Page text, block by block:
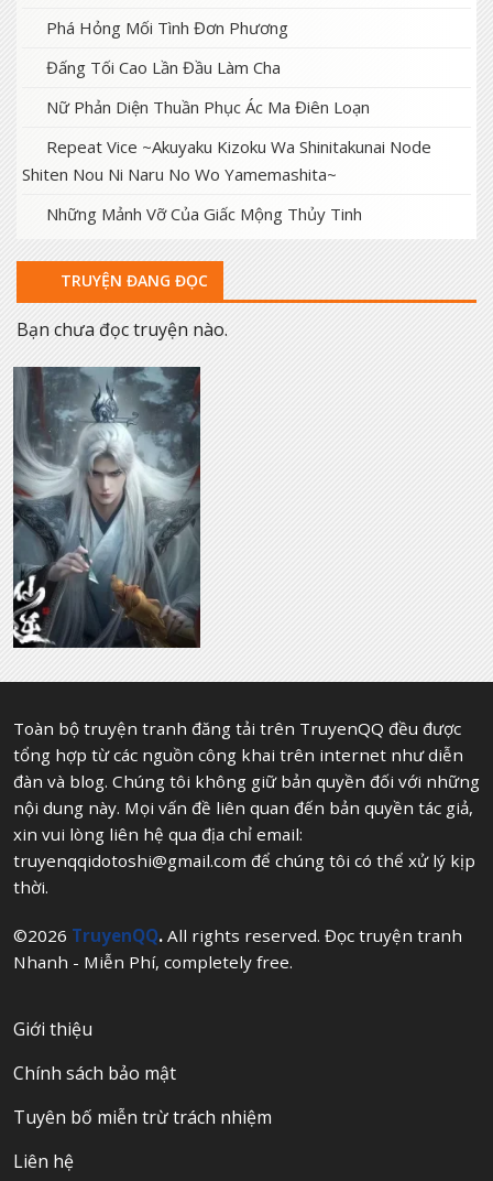
Phá Hỏng Mối Tình Đơn Phương
Đấng Tối Cao Lần Đầu Làm Cha
Nữ Phản Diện Thuần Phục Ác Ma Điên Loạn
Repeat Vice ~Akuyaku Kizoku Wa Shinitakunai Node
Shiten Nou Ni Naru No Wo Yamemashita~
Những Mảnh Vỡ Của Giấc Mộng Thủy Tinh
TRUYỆN ĐANG ĐỌC
Bạn chưa đọc truyện nào.
Toàn bộ truyện tranh đăng tải trên TruyenQQ đều được
tổng hợp từ các nguồn công khai trên internet như diễn
đàn và blog. Chúng tôi không giữ bản quyền đối với những
nội dung này. Mọi vấn đề liên quan đến bản quyền tác giả,
xin vui lòng liên hệ qua địa chỉ email:
truyenqqidotoshi@gmail.com để chúng tôi có thể xử lý kịp
thời.
©2026 TruyenQQ. All rights reserved. Đọc truyện tranh
Nhanh - Miễn Phí, completely free.
Giới thiệu
Chính sách bảo mật
Tuyên bố miễn trừ trách nhiệm
Liên hệ